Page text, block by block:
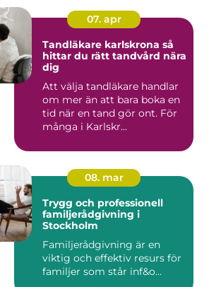
07. apr
Tandläkare karlskrona så
hittar du rätt tandvård nära
dig
Att välja tandläkare handlar
om mer än att bara boka en
tid när en tand gör ont. För
många i Karlskr...
08. mar
Trygg och professionell
familjerådgivning i
Stockholm
Familjerådgivning är en
viktig och effektiv resurs för
familjer som står inf&o...